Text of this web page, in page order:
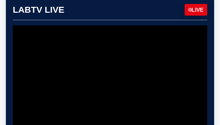
LABTV LIVE LIVE